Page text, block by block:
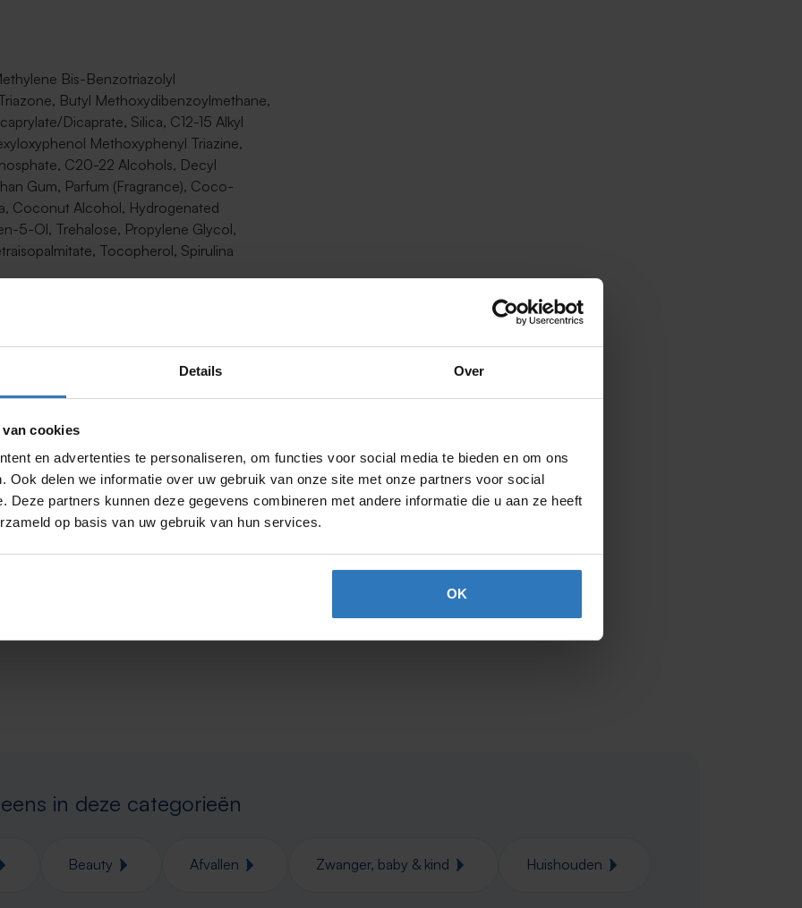
Details Over
cookies
en advertenties te personaliseren, om functies voor social media te bieden en om ons
Ook delen we informatie over uw gebruik van onze site met onze partners voor social
Deze partners kunnen deze gegevens combineren met andere informatie die u aan ze heeft
op basis van uw gebruik van hun services.
OK
Bis-Benzotriazolyl
Butyl Methoxydibenzoylmethane,
Dicaprate, Silica, C12-15 Alkyl
Methoxyphenyl Triazine,
C20-22 Alcohols, Decyl
Gum, Parfum (Fragrance), Coco-
Coconut Alcohol, Hydrogenated
5-Ol, Trehalose, Propylene Glycol,
Tocopherol, Spirulina
worden beperkt, zelfs met een
horen nooit aan direct zonlicht te
in deze categorieën
Beauty Afvallen Zwanger, baby & kind Huishouden